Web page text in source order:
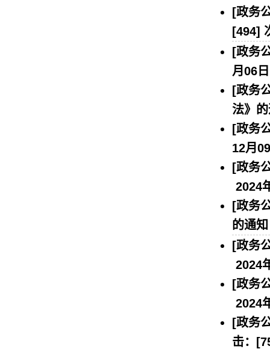
[政务
[494]
[政务
月06
[政务
法》
[政务
12月
[政务
2024
[政务
的通知
[政务
2024
[政务
2024
[政务
击：[